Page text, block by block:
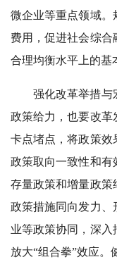
微企业等重点领域。
费用，促进社会综合
合理均衡水平上的基
强化改革举措与
政策给力，也要改革
卡点堵点，将政策效
政策取向一致性和有
存量政策和增量政策
政策措施同向发力、
业等政策协同，深
放大“组合拳”效应。